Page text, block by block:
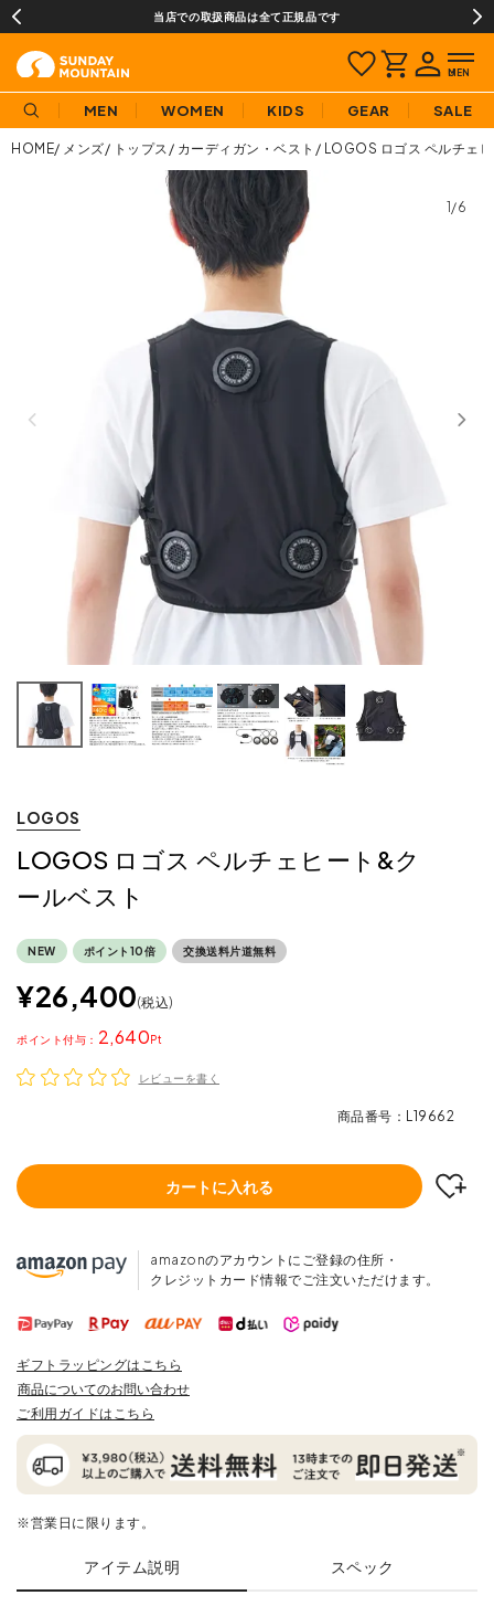
当店での取扱商品は全て正規品です
MEN WOMEN KIDS GEAR SALE
HOME メンズ トップス カーディガン・ベスト LOGOS ロゴス ペルチェ
1/6
LOGOS
LOGOS ロゴス ペルチェヒート&ク
ールベスト
NEW ポイント10倍 交換送料片道無料
¥26,400 税込
2,640
ポイント
レビューを書く
商品番号 L19662
カートに入れる
amazonのアカウントにご登録の住所・
クレジットカード情報でご注文いただけます。
ギフトラッピングはこちら
商品についてのお問い合わせ
ご利用ガイドはこちら
※営業日に限ります。
アイテム説明 スペック